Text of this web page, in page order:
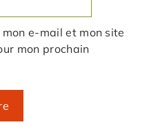
e-mail et mon site
mon prochain